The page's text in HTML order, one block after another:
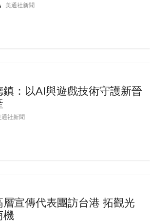
美通社新聞
鎮：以AI與遊戲技術守護新晉
通社新聞
宣傳代表團訪台港 拓觀光
機